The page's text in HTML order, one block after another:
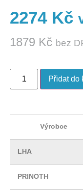
2274 Kč
1879 Kč bez
Přidat do
Výrobce
LHA
PRINOTH